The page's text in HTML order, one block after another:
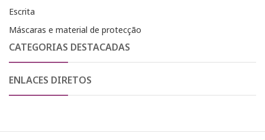
Escrita
Máscaras e material de protecção
CATEGORIAS DESTACADAS
ENLACES DIRETOS